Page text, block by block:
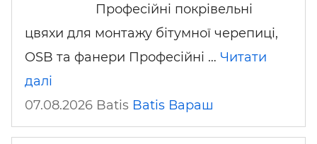
Професійні покрівельні
цвяхи для монтажу бітумної черепиці,
OSB та фанери Професійні … Читати
далі
07.08.2026 Batis Batis Вараш